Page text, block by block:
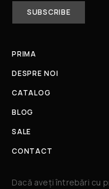
PRIMA
DESPRE NOI
CATALOG
BLOG
SALE
CONTACT
Dacă aveți întrebări cu